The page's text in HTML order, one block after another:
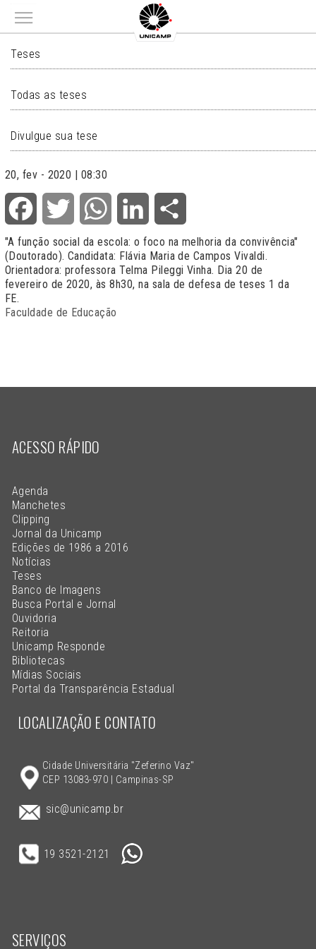
Main menu
TESES
Teses
Todas as teses
Divulgue sua tese
20, fev - 2020 | 08:30
Facebook Twitter WhatsApp LinkedIn
"A função social da escola: o foco na melhoria da convivência"
(Doutorado). Candidata: Flávia Maria de Campos Vivaldi.
Orientadora: professora Telma Pileggi Vinha. Dia 20 de
fevereiro de 2020, às 8h30, na sala de defesa de teses 1 da
FE.
Faculdade de Educação
ACESSO RÁPIDO
Agenda
Manchetes
Clipping
Jornal da Unicamp
Edições de 1986 a 2016
Notícias
Teses
Banco de Imagens
Busca Portal e Jornal
Ouvidoria
Reitoria
Unicamp Responde
Bibliotecas
Mídias Sociais
Portal da Transparência Estadual
LOCALIZAÇÃO E CONTATO
Cidade Universitária "Zeferino Vaz"
CEP 13083-970 | Campinas-SP
sic@unicamp.br
19 3521-2121
SERVIÇOS